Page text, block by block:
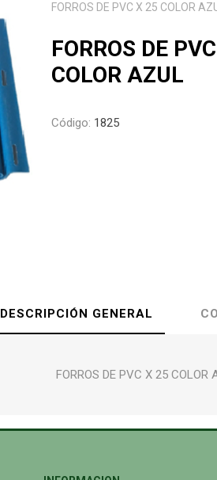
FORROS DE PVC X 25 COLOR
FORROS DE
COLOR AZUL
Código: 1825
DESCRIPCIÓN GENERAL
FORROS DE PVC X 25